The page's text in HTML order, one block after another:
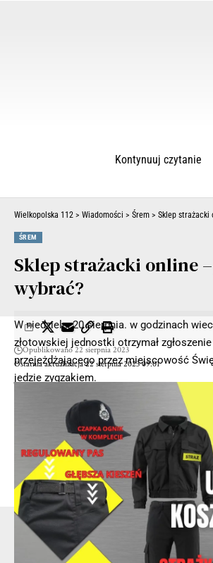
W niedzielę, 20 sierpnia. w godzinach
złotowskiej jednostki otrzymał
przejeżdżającego przez miejscowość
jedzie zygzakiem.
Skierowani na miejsce mundurowi na
utwardzonych dróg zastali wywrócony
znajdowało się dwóch mężczyzn.
letni kierowca osobówki, nie dostosował
warunków drogowych, w wyniku czego
pojazdem, zjechał z drogi i dachował.
- Reklama -
Kontynuuj czytanie
Wielkopolska 112 > Wiadomości > Śrem > Sklep strażacki
ŚREM
Sklep strażacki online
wybrać?
Ostatnia aktualizacja 22 sierpnia 2023 09:01
Opublikowano 22 sierpnia 2023